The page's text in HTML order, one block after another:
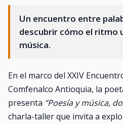
Un encuentro entre
descubrir cómo el ritmo
música.
En el marco del XXIV
Comfenalco Antioquia, la
presenta “Poesía y música,
charla-taller que invita a